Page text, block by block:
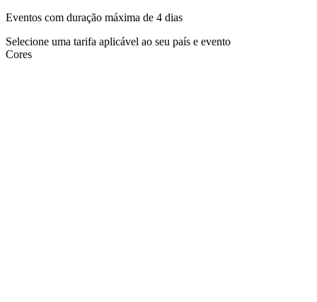
Eventos com duração máxima de 4 dias
Selecione uma tarifa aplicável ao seu país e evento
Cores